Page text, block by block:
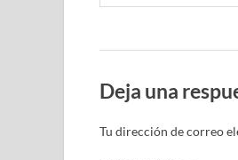
Deja una
Tu dirección de correo